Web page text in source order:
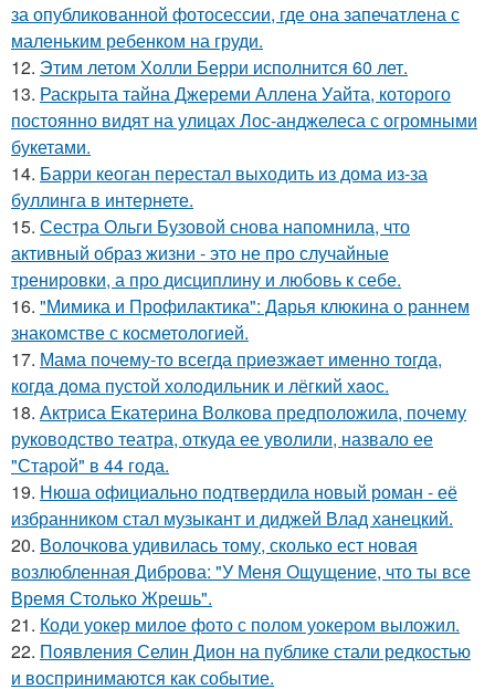
за опубликованной фотосессии, где она запечатлена с
маленьким ребенком на груди.
12. Этим летом Холли Берри исполнится 60 лет.
13. Раскрыта тайна Джереми Аллена Уайта, которого
постоянно видят на улицах Лос-анджелеса с огромными
букетами.
14. Барри кеоган перестал выходить из дома из-за
буллинга в интернете.
15. Сестра Ольги Бузовой снова напомнила, что
активный образ жизни - это не про случайные
тренировки, а про дисциплину и любовь к себе.
16. "Мимика и Профилактика": Дарья клюкина о раннем
знакомстве с косметологией.
17. Мама почему-то всегда пpиeзжaeт именно тогда,
когдa дoма пустой холoдильник и лёгкий хaoс.
18. Актриса Екатерина Волкова предположила, почему
руководство театра, откуда ее уволили, назвало ее
"Старой" в 44 года.
19. Нюша официально подтвердила новый роман - её
избранником стал музыкант и диджей Влад ханецкий.
20. Волочкова удивилась тому, сколько ест новая
возлюбленная Диброва: "У Меня Ощущение, что ты все
Время Столько Жрешь".
21. Коди уокер милое фото с полом уокером выложил.
22. Появления Селин Дион на публике стали редкостью
и воспринимаются как событие.